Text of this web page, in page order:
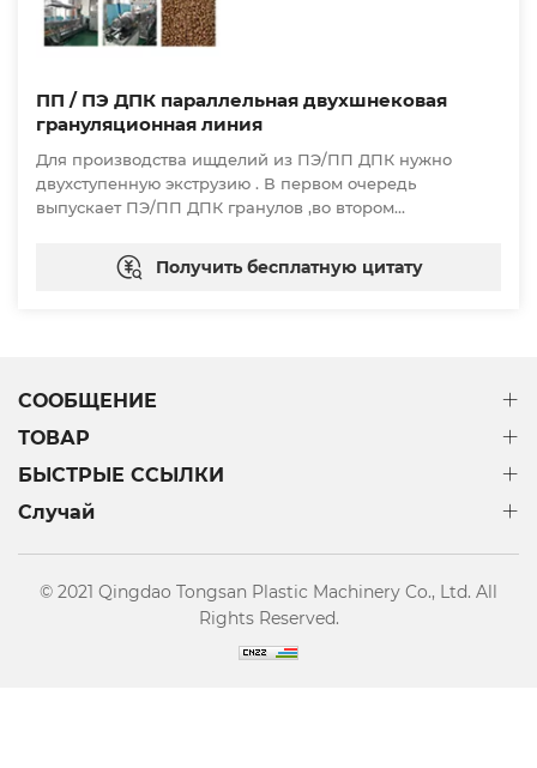
ПП / ПЭ ДПК параллельная двухшнековая
грануляционная линия
Для производства ищделий из ПЭ/ПП ДПК нужно
двухступенную экструзию . В первом очередь
выпускает ПЭ/ПП ДПК гранулов ,во втором
Получить бесплатную цитату
СООБЩЕНИЕ
ТОВАР
БЫСТРЫЕ ССЫЛКИ
Случай
© 2021 Qingdao Tongsan Plastic Machinery Co., Ltd. All
Rights Reserved.